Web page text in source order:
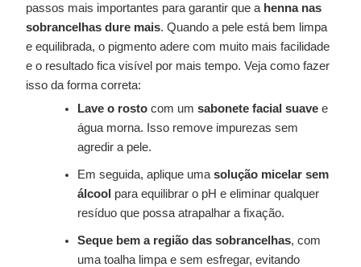
passos mais importantes para garantir que a henna nas
sobrancelhas dure mais. Quando a pele está bem limpa
e equilibrada, o pigmento adere com muito mais facilidade
e o resultado fica visível por mais tempo. Veja como fazer
isso da forma correta:
Lave o rosto com umsabonete facial suave e
água morna. Isso remove impurezas sem
agredir a pele.
Em seguida, aplique umasolução micelar sem
álcool para equilibrar o pH e eliminar qualquer
resíduo que possa atrapalhar a fixação.
Seque bem a região das sobrancelhas, com
uma toalha limpa e sem esfregar, evitando